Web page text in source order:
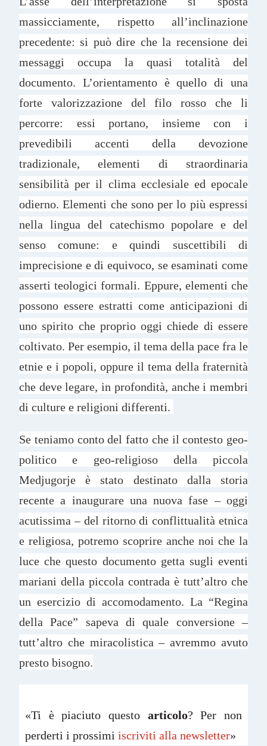
massicciamente, rispetto all’inclinazione
precedente: si può dire che la recensione dei
messaggi occupa la quasi totalità del
documento. L’orientamento è quello di una
forte valorizzazione del filo rosso che li
percorre: essi portano, insieme con i
prevedibili accenti della devozione
tradizionale, elementi di straordinaria
sensibilità per il clima ecclesiale ed epocale
odierno. Elementi che sono per lo più espressi
nella lingua del catechismo popolare e del
senso comune: e quindi suscettibili di
imprecisione e di equivoco, se esaminati come
asserti teologici formali. Eppure, elementi che
possono essere estratti come anticipazioni di
uno spirito che proprio oggi chiede di essere
coltivato. Per esempio, il tema della pace fra le
etnie e i popoli, oppure il tema della fraternità
che deve legare, in profondità, anche i membri
di culture e religioni differenti.
Se teniamo conto del fatto che il contesto geo-
politico e geo-religioso della piccola
Medjugorje è stato destinato dalla storia
recente a inaugurare una nuova fase – oggi
acutissima – del ritorno di conflittualità etnica
e religiosa, potremo scoprire anche noi che la
luce che questo documento getta sugli eventi
mariani della piccola contrada è tutt’altro che
un esercizio di accomodamento. La “Regina
della Pace” sapeva di quale conversione –
tutt’altro che miracolistica – avremmo avuto
presto bisogno.
«Ti è piaciuto questo articolo? Per non
perderti i prossimi iscriviti alla newsletter»